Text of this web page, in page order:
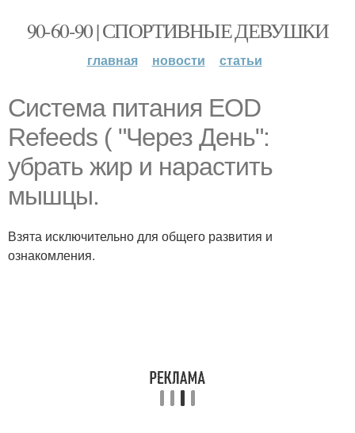
90-60-90 | СПОРТИВНЫЕ ДЕВУШКИ
главная новости статьи
Система питания EOD
Refeeds ( "Через День":
убрать жир и нарастить
мышцы.
Взята исключительно для общего развития и
ознакомления.